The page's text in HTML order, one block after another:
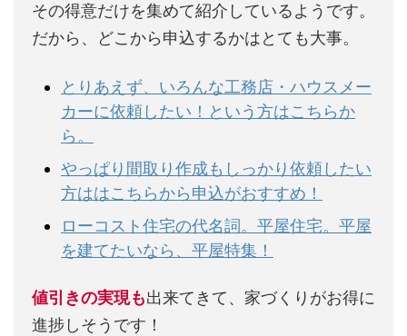
その得意だけを集めて紹介しているようです。
だから、どこから申込するかはとても大事。
とりあえず、いろんな工務店・ハウスメー
カーに依頼したい！という方はこちらか
ら。
やっぱり間取り作成もしっかり依頼したい
方ははこちらから申込がおすすめ！
ローコスト住宅の代名詞。平屋住宅。平屋
を建てたいなら、平屋特集！
値引きの実現も出来てきて、家づくりがお得に
進捗しそうです！